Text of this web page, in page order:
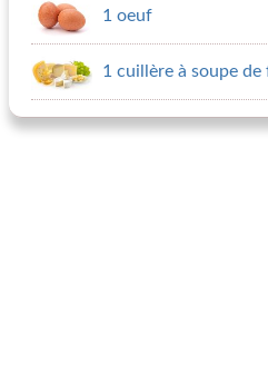
1 oeuf
1 cuillère à soupe